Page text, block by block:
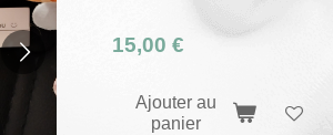
15,00 €
Ajouter au
panier